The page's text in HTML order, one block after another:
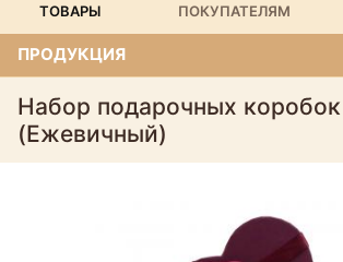
ТОВАРЫ ПОКУПАТЕЛЯМ
ПРОДУКЦИЯ
Набор подарочных
(Ежевичный)